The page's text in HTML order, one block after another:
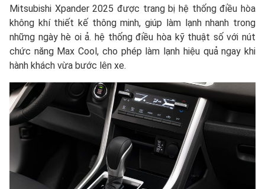
Mitsubishi Xpander 2025 được trang bị hệ thống điều hòa
không khí thiết kế thông minh, giúp làm lạnh nhanh trong
những ngày hè oi ả. hệ thống điều hòa kỹ thuật số với nút
chức năng Max Cool, cho phép làm lạnh hiệu quả ngay khi
hành khách vừa bước lên xe.